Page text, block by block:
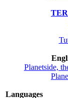
Planetside,
Languages